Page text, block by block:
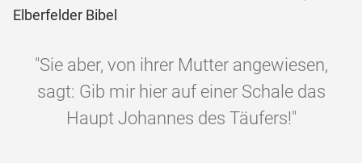
Elberfelder Bibel
"Sie aber, von ihrer Mutter angewiesen,
sagt: Gib mir hier auf einer Schale das
Haupt Johannes des Täufers!"